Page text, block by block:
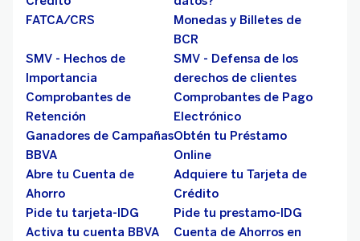
FATCA/CRS
Monedas y Billetes de
BCR
SMV - Hechos de
Importancia
SMV - Defensa de los
derechos de clientes
Comprobantes de
Retención
Comprobantes de Pago
Electrónico
Ganadores de Campañas
BBVA
Obtén tu Préstamo
Online
Abre tu Cuenta de
Ahorro
Adquiere tu Tarjeta de
Crédito
Pide tu tarjeta-IDG
Pide tu prestamo-IDG
Activa tu cuenta BBVA
Cuenta de Ahorros en